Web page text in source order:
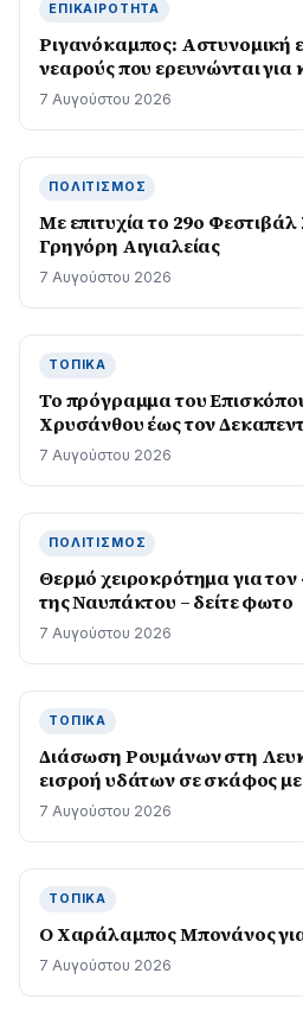
ΕΠΙΚΑΙΡΌΤΗΤΑ
Ριγανόκαμπος: Αστυνομική
νεαρούς που ερευνώνται για
7 Αυγούστου 2026
ΠΟΛΙΤΙΣΜΌΣ
Με επιτυχία το 29ο
Γρηγόρη Aιγιαλείας
7 Αυγούστου 2026
ΤΟΠΙΚΆ
Το πρόγραμμα του
Χρυσάνθου έως τον
7 Αυγούστου 2026
ΠΟΛΙΤΙΣΜΌΣ
Θερμό χειροκρότημα για
της Ναυπάκτου – δείτε φωτο
7 Αυγούστου 2026
ΤΟΠΙΚΆ
Διάσωση Ρουμάνων στη
εισροή υδάτων σε σκάφος με
7 Αυγούστου 2026
ΤΟΠΙΚΆ
Ο Χαράλαμπος Μπονάνος
7 Αυγούστου 2026